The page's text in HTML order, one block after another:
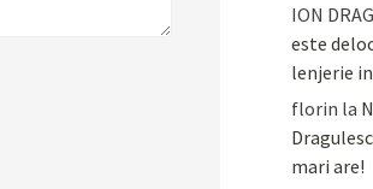
ION
este
lenjerie
florin la
mari are!